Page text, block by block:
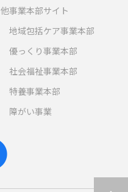
他事業本部サイト
地域包括ケア事業本部
優っくり事業本部
社会福祉事業本部
特養事業本部
障がい事業